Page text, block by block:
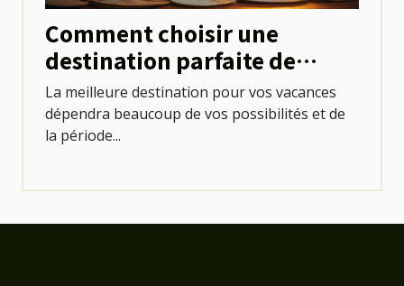
Comment choisir une
destination parfaite de
voyage ?
La meilleure destination pour vos vacances
dépendra beaucoup de vos possibilités et de
la période...